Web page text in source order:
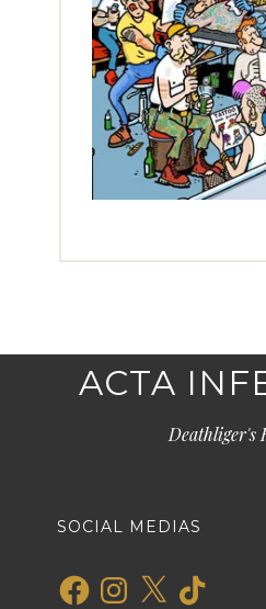
ACTA
Deathliger's
SOCIAL MEDIAS
FacebookInstagram
X TikTok